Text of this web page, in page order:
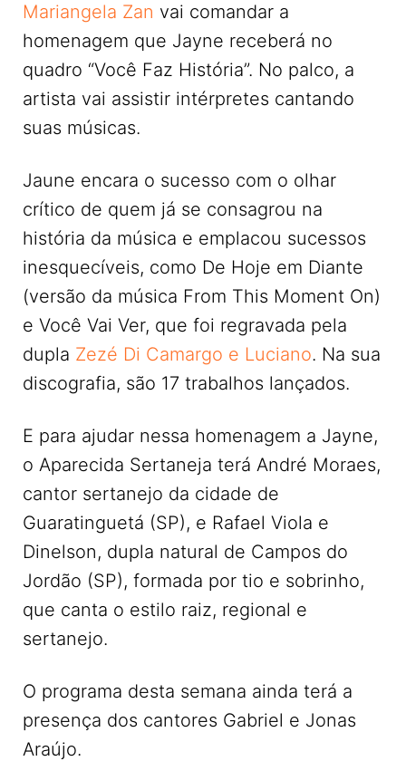
Mariangela Zan vai comandar a
homenagem que Jayne receberá no
quadro “Você Faz História”. No palco, a
artista vai assistir intérpretes cantando
suas músicas.
Jaune encara o sucesso com o olhar
crítico de quem já se consagrou na
história da música e emplacou sucessos
inesquecíveis, como De Hoje em Diante
(versão da música From This Moment On)
e Você Vai Ver, que foi regravada pela
dupla Zezé Di Camargo e Luciano. Na sua
discografia, são 17 trabalhos lançados.
E para ajudar nessa homenagem a Jayne,
o Aparecida Sertaneja terá André Moraes,
cantor sertanejo da cidade de
Guaratinguetá (SP), e Rafael Viola e
Dinelson, dupla natural de Campos do
Jordão (SP), formada por tio e sobrinho,
que canta o estilo raiz, regional e
sertanejo.
O programa desta semana ainda terá a
presença dos cantores Gabriel e Jonas
Araújo.